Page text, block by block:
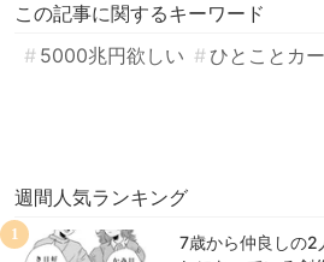
この記事に関するキーワード
5000兆円欲しい
ひとことカ
週間人気ランキング
7歳から仲良しの2
1